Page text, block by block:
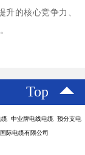
的核心竞争力、
Top
中业牌电线电缆 预分支电
际电缆有限公司